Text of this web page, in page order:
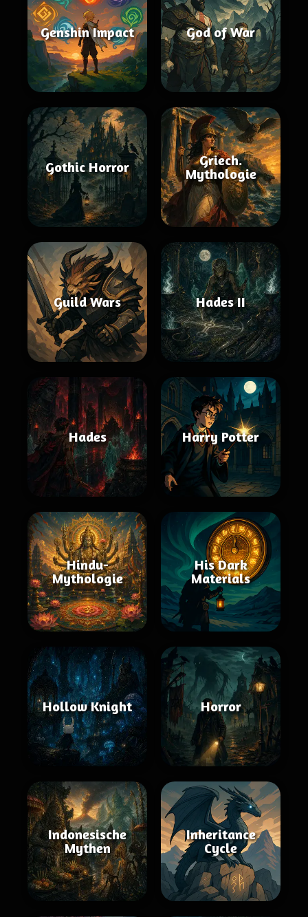
Genshin Impact God of War
Gothic Horror
Griech.
Mythologie
Guild Wars Hades II
Hades Harry Potter
Hindu-
Mythologie
His Dark
Materials
Hollow Knight Horror
Indonesische
Mythen
Inheritance
Cycle